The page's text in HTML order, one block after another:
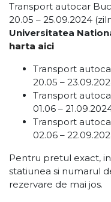
Transport autocar
20.05 – 25.09.2024
Universitatea
harta aici
Transport
20.05 –
Transport
01.06 –
Transport
02.06 –
Pentru pretul exact,
statiunea si numarul
rezervare de mai jos.